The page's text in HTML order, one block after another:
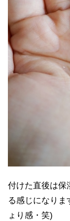
付けた直後は保
る感じになりま
ょり感・笑)